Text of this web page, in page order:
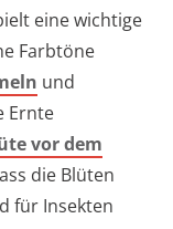
eine wichtige
Farbtöne
und
Ernte
vor dem
die Blüten
für Insekten